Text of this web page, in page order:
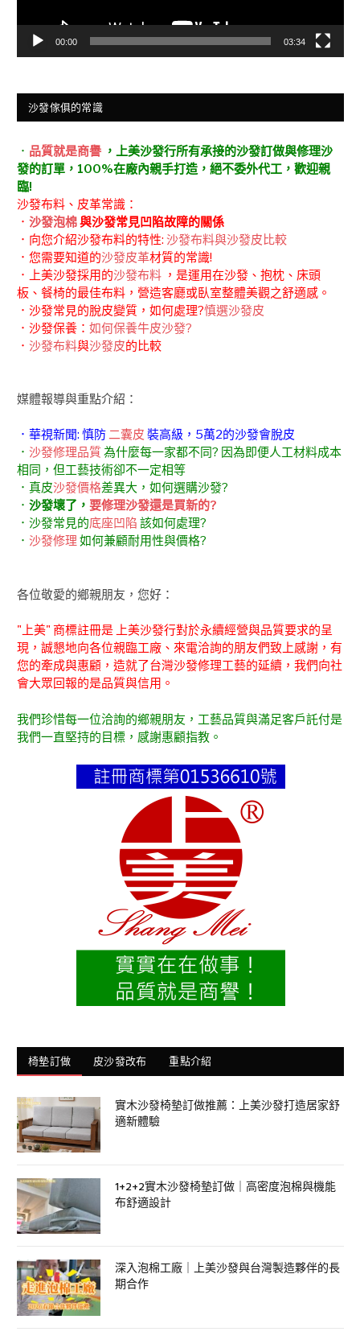
00:00 03:34
沙發傢俱的常識
． 品質就是商譽 ，上美沙發行所有承接的沙發訂做與修理沙
發的訂單，100%在廠內親手打造，絕不委外代工，歡迎親
臨!
沙發布料、皮革常識：
． 沙發泡棉與沙發常見凹陷故障的關係
．向您介紹沙發布料的特性: 沙發布料與沙發皮比較
．您需要知道的沙發皮革材質的常識!
．上美沙發採用的沙發布料 ，是運用在沙發、抱枕、床頭
板、餐椅的最佳布料，營造客廳或臥室整體美觀之舒適感。
．沙發常見的脫皮變質，如何處理?慎選沙發皮
．沙發保養： 如何保養牛皮沙發?
． 沙發布料與沙發皮的比較
媒體報導與重點介紹：
．華視新聞: 慎防 二囊皮 裝高級，5萬2的沙發會脫皮
． 沙發修理品質為什麼每一家都不同? 因為即便人工材料成本
相同，但工藝技術卻不一定相等
．真皮沙發價格差異大，如何選購沙發?
． 沙發壞了， 要修理沙發還是買新的?
．沙發常見的底座凹陷 該如何處理?
． 沙發修理 如何兼顧耐用性與價格?
各位敬愛的鄉親朋友，您好：
"上美" 商標註冊是 上美沙發行對於永續經營與品質要求的呈
現，誠懇地向各位親臨工廠、來電洽詢的朋友們致上感謝，有
您的牽成與惠顧，造就了台灣沙發修理工藝的延續，我們向社
會大眾回報的是品質與信用。
我們珍惜每一位洽詢的鄉親朋友，工藝品質與滿足客戶託付是
我們一直堅持的目標，感謝惠顧指教。
椅墊訂做 皮沙發改布 重點介紹
實木沙發椅墊訂做推薦：上美沙發打造居家舒
適新體驗
1+2+2實木沙發椅墊訂做｜高密度泡棉與機能
布舒適設計
深入泡棉工廠｜上美沙發與台灣製造夥伴的長
期合作